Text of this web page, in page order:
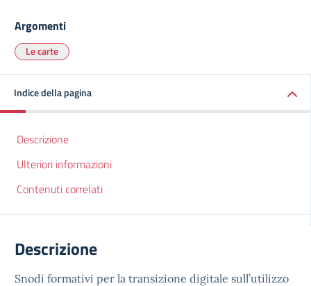
Argomenti
Le carte
Indice della pagina
Descrizione
Ulteriori informazioni
Contenuti correlati
Descrizione
Snodi formativi per la transizione digitale sull’utilizzo